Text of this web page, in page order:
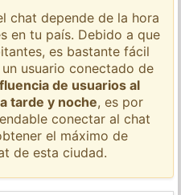
chat depende de la hora
en tu país. Debido a que
es bastante fácil
usuario conectado de
de usuarios al
tarde y noche, es por
conectar al chat
el máximo de
de esta ciudad.